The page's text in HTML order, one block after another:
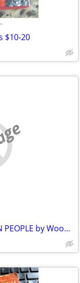
•
$10-20
A History of THE AMERICAN PEOPLE by Woodrow Wilson